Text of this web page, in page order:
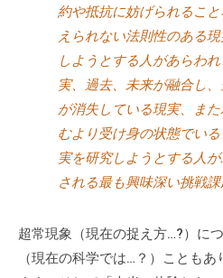
約や抵抗に妨げられるこ
えられない法則性のある
しようとする人があらわ
実、過去、未来が融合し
が消失している現実、ま
むより受け身の状態でい
実を研究しようとする人
される最も興味深い挑戦課
超常現象（現在の捉え方…?）に
（現在の科学では…？）ことも